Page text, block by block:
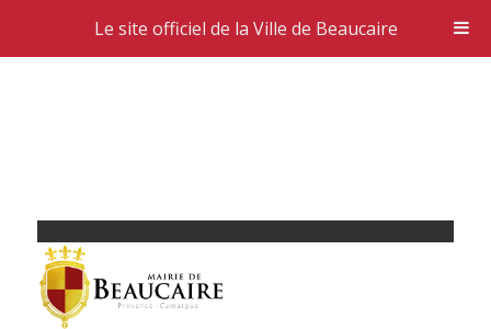
Le site officiel de la Ville de Beaucaire